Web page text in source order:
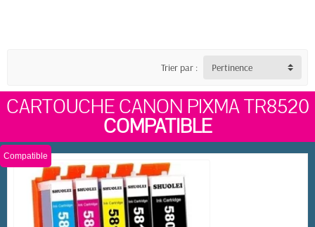
Trier par : Pertinence
CARTOUCHE CANON PIXMA TR8520
COMPATIBLE
Compatible